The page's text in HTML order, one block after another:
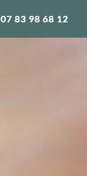
07 83 98 68 12